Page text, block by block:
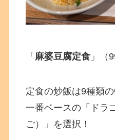
「 麻婆豆腐定食 」（
定食の炒飯は9種類
一番ベースの「ドラ
ご）」を選択！